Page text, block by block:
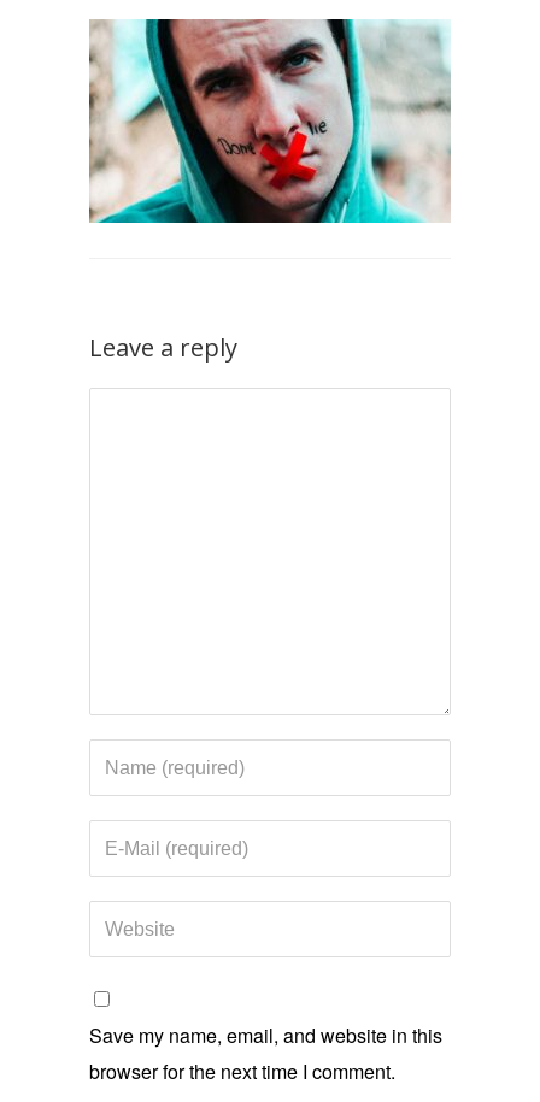
Leave a reply
Save my name, email, and website in this
browser for the next time I comment.